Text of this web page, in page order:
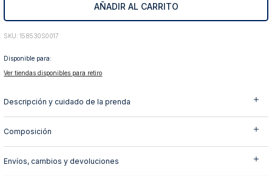
AÑADIR AL CARRITO
: 158530S0017
Disponible para:
Ver tiendas disponibles para retiro
Descripción y cuidado de la prenda
Composición
Envíos, cambios y devoluciones